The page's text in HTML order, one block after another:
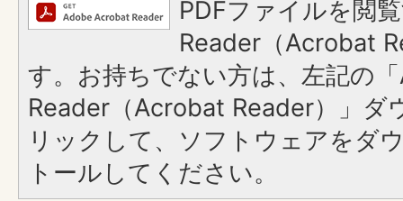
PDFファイルを閲
Reader（Acrobat
す。お持ちでない方は、左記の
Reader（Acrobat Reader）」ダ
リックして、ソフトウェアをダ
トールしてください。